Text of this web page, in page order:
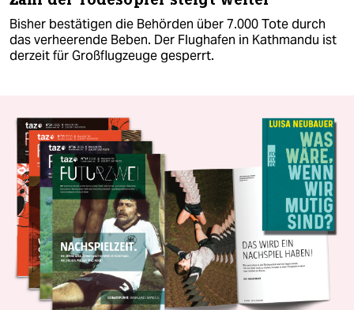
Bisher bestätigen die Behörden über 7.000 Tote durch
das verheerende Beben. Der Flughafen in Kathmandu ist
derzeit für Großflugzeuge gesperrt.